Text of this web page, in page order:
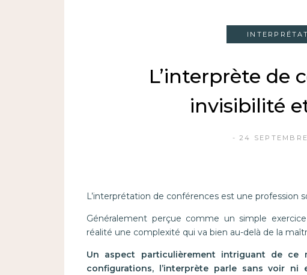
L’interprète de
invisibilité
24
L’interprétation de conférences est une profession
Généralement perçue comme un simple
réalité une complexité qui va bien au-delà de la
Un aspect particulièrement intriguant de
configurations, l’interprète parle sans voir ni